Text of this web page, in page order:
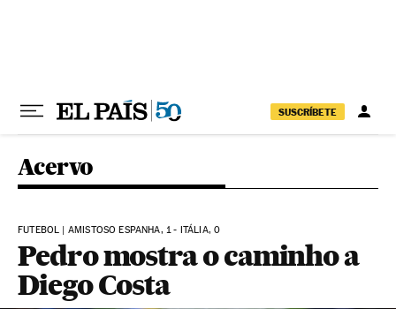
SUSCRÍBETE
Acervo
FUTEBOL | AMISTOSO ESPANHA, 1 - ITÁLIA, 0
Pedro mostra o caminho a
Diego Costa